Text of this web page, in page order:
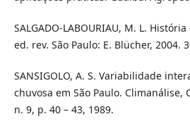
SALGADO-LABOURIAU, M. L.
ed. rev. São Paulo: E. Blücher, 2004.
SANSIGOLO, A. S. Variabilidade
chuvosa em São Paulo. Climanálise,
n. 9, p. 40 – 43, 1989.